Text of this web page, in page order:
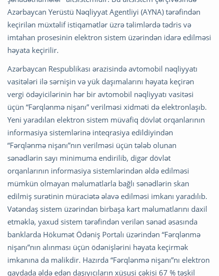
Azərbaycan Yerüstü Nəqliyyat Agentliyi (AYNA) tərəfindən
keçirilən müxtəlif istiqamətlər üzrə təlimlərdə tədris və
imtahan prosesinin elektron sistem üzərindən idarə edilməsi
həyata keçirilir.
Azərbaycan Respublikası ərazisində avtomobil nəqliyyatı
vasitələri ilə sərnişin və yük daşımalarını həyata keçirən
vergi ödəyicilərinin hər bir avtomobil nəqliyyatı vasitəsi
üçün “Fərqlənmə nişanı” verilməsi xidməti də elektronlaşıb.
Yeni yaradılan elektron sistem müvafiq dövlət orqanlarının
informasiya sistemlərinə inteqrasiya edildiyindən
“Fərqlənmə nişanı”nın verilməsi üçün tələb olunan
sənədlərin sayı minimuma endirilib, digər dövlət
orqanlarının informasiya sistemlərindən əldə edilməsi
mümkün olmayan məlumatlarla bağlı sənədlərin skan
edilmiş surətinin müraciətə əlavə edilməsi imkanı yaradılıb.
Vətəndaş sistem üzərindən birbaşa kart məlumatlarını daxil
etməklə, yaxud sistem tərəfindən verilən sənəd əsasında
banklarda Hökumət Ödəniş Portalı üzərindən “Fərqlənmə
nişanı”nın alınması üçün ödənişlərini həyata keçirmək
imkanına da malikdir. Hazırda “Fərqlənmə nişanı”nı elektron
qaydada əldə edən daşıyıcıların xüsusi çəkisi 67 % təşkil